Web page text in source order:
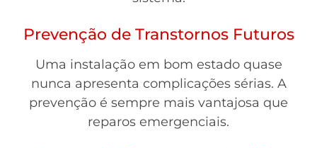
Prevenção de Transtornos Futuros
Uma instalação em bom estado quase
nunca apresenta complicações sérias. A
prevenção é sempre mais vantajosa que
reparos emergenciais.